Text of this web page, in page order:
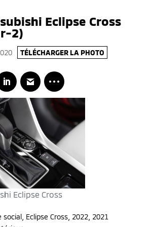
Eclipse Cross
2)
TÉLÉCHARGER LA PHOTO
Eclipse Cross
social, Eclipse Cross, 2022, 2021